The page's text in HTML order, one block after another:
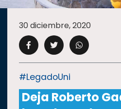
ACADEMIA
CAMPUS UANL
CULTURA
30 diciembre, 2020
#LegadoUni
Deja Roberto